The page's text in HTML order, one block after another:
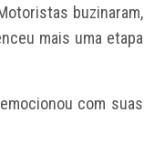
buzinaram,
mais uma etapa
com suas